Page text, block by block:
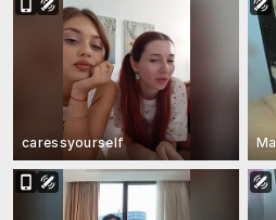
caressyourself